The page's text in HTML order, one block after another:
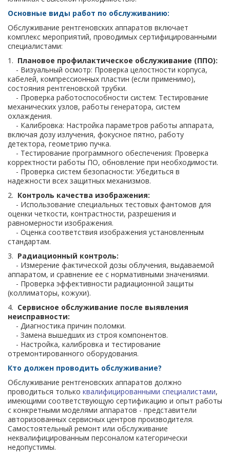
Основные виды работ по обслуживанию:
Обслуживание рентгеновских аппаратов включает
комплекс мероприятий, проводимых сертифицированными
специалистами:
1. Плановое профилактическое обслуживание (ППО):
- Визуальный осмотр: Проверка целостности корпуса,
кабелей, компрессионных пластин (если применимо),
состояния рентгеновской трубки.
- Проверка работоспособности систем: Тестирование
механических узлов, работы генератора, систем
охлаждения.
- Калибровка: Настройка параметров работы аппарата,
включая дозу излучения, фокусное пятно, работу
детектора, геометрию пучка.
- Тестирование программного обеспечения: Проверка
корректности работы ПО, обновление при необходимости.
- Проверка систем безопасности: Убедиться в
надежности всех защитных механизмов.
2. Контроль качества изображения:
- Использование специальных тестовых фантомов для
оценки четкости, контрастности, разрешения и
равномерности изображения.
- Оценка соответствия изображения установленным
стандартам.
3. Радиационный контроль:
- Измерение фактической дозы облучения, выдаваемой
аппаратом, и сравнение ее с нормативными значениями.
- Проверка эффективности радиационной защиты
(коллиматоры, кожухи).
4. Сервисное обслуживание после выявления
неисправности:
- Диагностика причин поломки.
- Замена вышедших из строя компонентов.
- Настройка, калибровка и тестирование
отремонтированного оборудования.
Кто должен проводить обслуживание?
Обслуживание рентгеновских аппаратов должно
проводиться только квалифицированными специалистами,
имеющими соответствующую сертификацию и опыт работы
с конкретными моделями аппаратов - представители
авторизованных сервисных центров производителя.
Самостоятельный ремонт или обслуживание
неквалифицированным персоналом категорически
недопустимы.